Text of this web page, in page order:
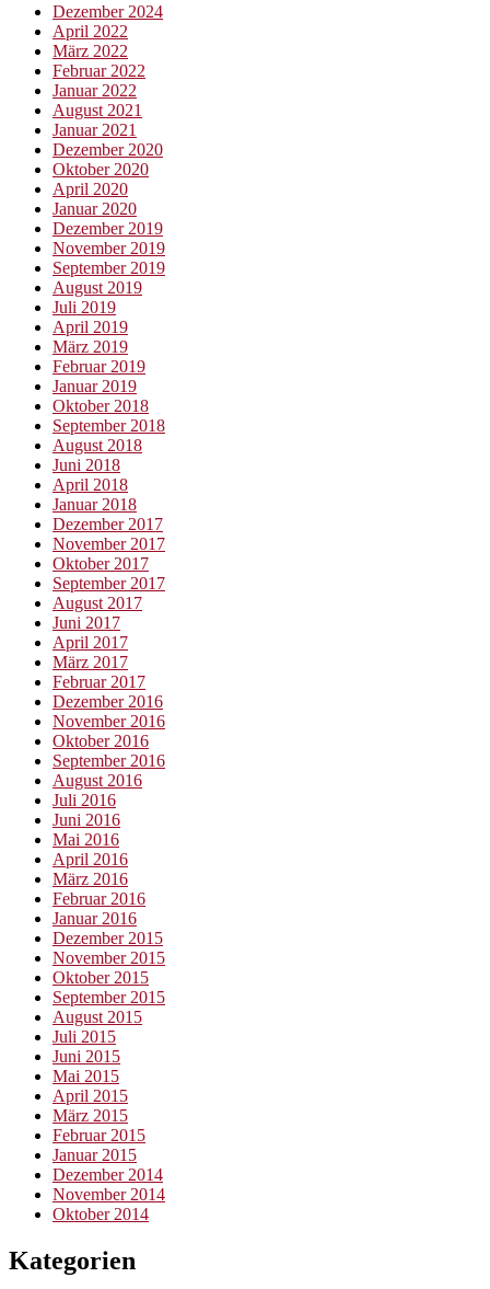
Dezember 2024
April 2022
März 2022
Februar 2022
Januar 2022
August 2021
Januar 2021
Dezember 2020
Oktober 2020
April 2020
Januar 2020
Dezember 2019
November 2019
September 2019
August 2019
Juli 2019
April 2019
März 2019
Februar 2019
Januar 2019
Oktober 2018
September 2018
August 2018
Juni 2018
April 2018
Januar 2018
Dezember 2017
November 2017
Oktober 2017
September 2017
August 2017
Juni 2017
April 2017
März 2017
Februar 2017
Dezember 2016
November 2016
Oktober 2016
September 2016
August 2016
Juli 2016
Juni 2016
Mai 2016
April 2016
März 2016
Februar 2016
Januar 2016
Dezember 2015
November 2015
Oktober 2015
September 2015
August 2015
Juli 2015
Juni 2015
Mai 2015
April 2015
März 2015
Februar 2015
Januar 2015
Dezember 2014
November 2014
Oktober 2014
Kategorien